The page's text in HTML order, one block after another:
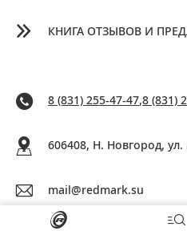
КНИГА ОТЗЫВОВ И
8 (831) 255-47-47,8 (831)
606408, Н. Новгород,
mail@redmark.su